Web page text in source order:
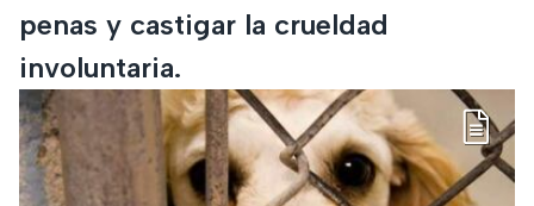
penas y castigar la crueldad
involuntaria.